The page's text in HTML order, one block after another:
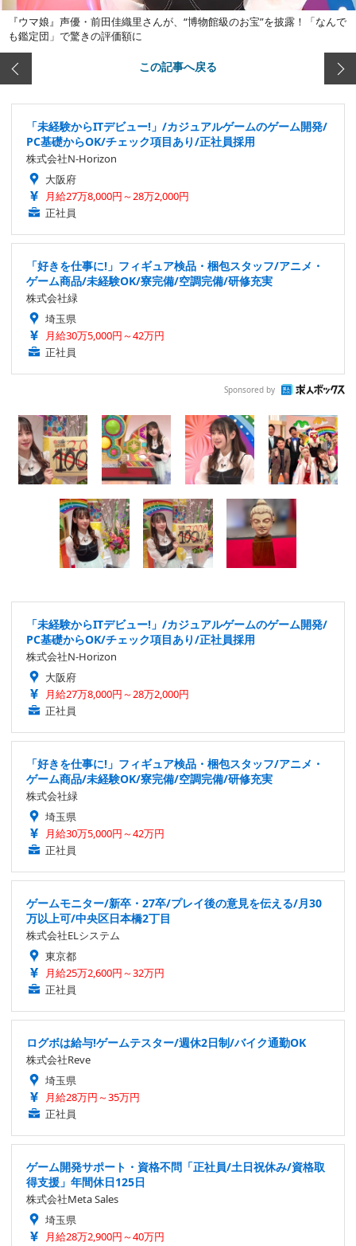
『ウマ娘』声優・前田佳織里さんが、“博物館級のお宝”を披露！「なんで
も鑑定団」で驚きの評価額に
この記事へ戻る
「未経験からITデビュー!」/カジュアルゲームのゲーム開発/
PC基礎からOK/チェック項目あり/正社員採用
株式会社N-Horizon
大阪府
月給27万8,000円～28万2,000円
正社員
「好きを仕事に!」フィギュア検品・梱包スタッフ/アニメ・
ゲーム商品/未経験OK/寮完備/空調完備/研修充実
株式会社緑
埼玉県
月給30万5,000円～42万円
正社員
Sponsored by
「未経験からITデビュー!」/カジュアルゲームのゲーム開発/
PC基礎からOK/チェック項目あり/正社員採用
株式会社N-Horizon
大阪府
月給27万8,000円～28万2,000円
正社員
「好きを仕事に!」フィギュア検品・梱包スタッフ/アニメ・
ゲーム商品/未経験OK/寮完備/空調完備/研修充実
株式会社緑
埼玉県
月給30万5,000円～42万円
正社員
ゲームモニター/新卒・27卒/プレイ後の意見を伝える/月30
万以上可/中央区日本橋2丁目
株式会社ELシステム
東京都
月給25万2,600円～32万円
正社員
ログボは給与!ゲームテスター/週休2日制/バイク通勤OK
株式会社Reve
埼玉県
月給28万円～35万円
正社員
ゲーム開発サポート・資格不問「正社員/土日祝休み/資格取
得支援」年間休日125日
株式会社Meta Sales
埼玉県
月給28万2,900円～40万円